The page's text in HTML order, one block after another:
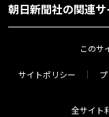
朝日新聞社の関連サ
このサ
サイトポリシー
全サイト